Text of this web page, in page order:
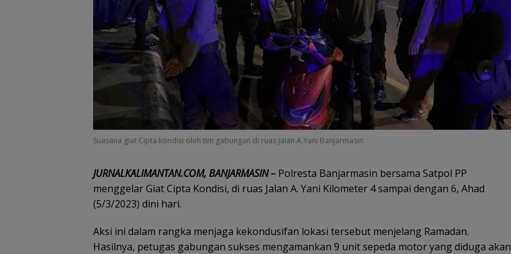
Suasana giat Cipta kondisi oleh tim gabungan di ruas jalan A.Yani Banjarmasin
JURNALKALIMANTAN.COM, BANJARMASIN – Polresta Banjarmasin bersama Satpol PP
menggelar Giat Cipta Kondisi, di ruas Jalan A. Yani Kilometer 4 sampai dengan 6, Ahad
(5/3/2023) dini hari.
Aksi ini dalam rangka menjaga kekondusifan lokasi tersebut menjelang Ramadan.
Hasilnya, petugas gabungan sukses mengamankan 9 unit sepeda motor yang diduga akan